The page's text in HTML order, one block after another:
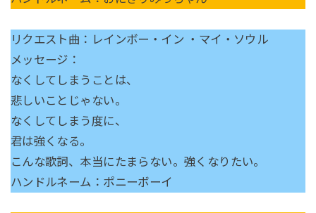
リクエスト曲：レインボー・イン ・マイ・ソウル
メッセージ：
なくしてしまうことは、
悲しいことじゃない。
なくしてしまう度に、
君は強くなる。
こんな歌詞、本当にたまらない。強くなりたい。
ハンドルネーム：ポニーボーイ